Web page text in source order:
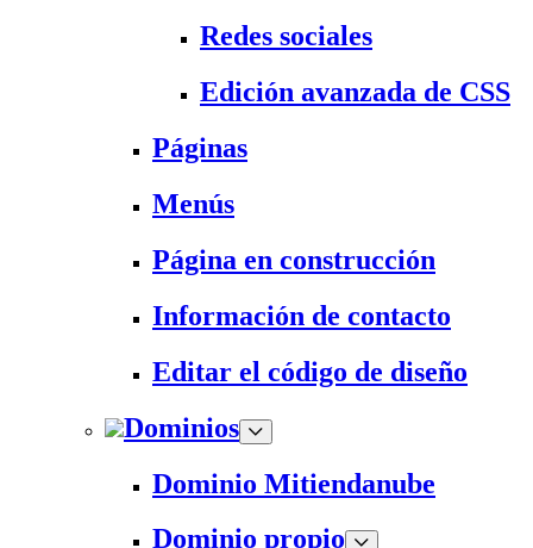
Redes sociales
Edición avanzada de CSS
Páginas
Menús
Página en construcción
Información de contacto
Editar el código de diseño
Dominios
Dominio Mitiendanube
Dominio propio